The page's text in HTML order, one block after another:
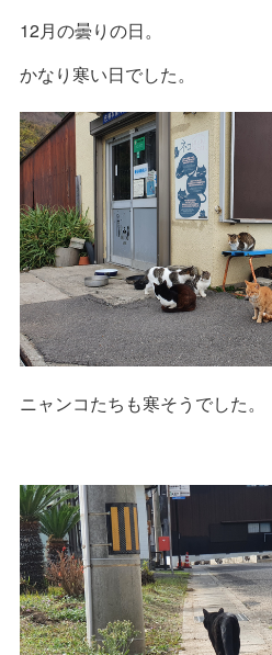
12月の曇りの日。
かなり寒い日でした。
ニャンコたちも寒そうでした。